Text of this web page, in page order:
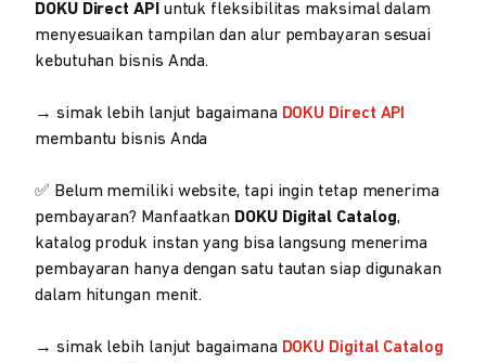
DOKU Direct APIuntuk fleksibilitas maksimal dalam
menyesuaikan tampilan dan alur pembayaran sesuai
kebutuhan bisnis Anda.
→ simak lebih lanjut bagaimana DOKU Direct API
membantu bisnis Anda
✅ Belum memiliki website, tapi ingin tetap menerima
pembayaran? Manfaatkan DOKU Digital Catalog,
katalog produk instan yang bisa langsung menerima
pembayaran hanya dengan satu tautan siap digunakan
dalam hitungan menit.
→ simak lebih lanjut bagaimana DOKU Digital Catalog